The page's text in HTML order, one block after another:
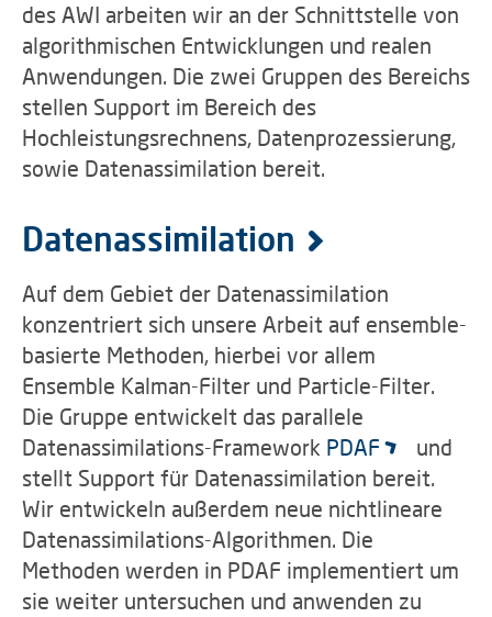
des AWI arbeiten wir an der Schnittstelle von
algorithmischen Entwicklungen und realen
Anwendungen. Die zwei Gruppen des Bereichs
stellen Support im Bereich des
Hochleistungsrechnens, Datenprozessierung,
sowie Datenassimilation bereit.
Datenassimilation
Auf dem Gebiet der Datenassimilation
konzentriert sich unsere Arbeit auf ensemble-
basierte Methoden, hierbei vor allem
Ensemble Kalman-Filter und Particle-Filter.
Die Gruppe entwickelt das parallele
Datenassimilations-Framework PDAF
und
stellt Support für Datenassimilation bereit.
Wir entwickeln außerdem neue nichtlineare
Datenassimilations-Algorithmen. Die
Methoden werden in PDAF implementiert um
sie weiter untersuchen und anwenden zu